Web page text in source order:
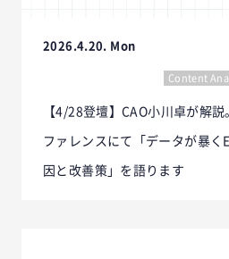
2026.4.20. Mon
Content
【4/28登壇】CAO小川卓が解
ファレンスにて「データが暴く
因と改善策」を語ります